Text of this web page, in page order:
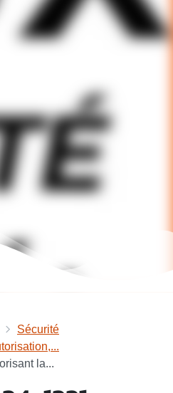
Sécurité
la...